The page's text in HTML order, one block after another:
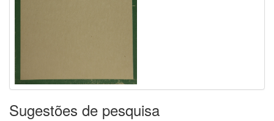
Sugestões de pesquisa